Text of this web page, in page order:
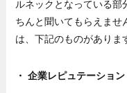
ルネックとなっている部
ちんと聞いてもらえませ
は、下記のものがありま
・ 企業レピュテーション